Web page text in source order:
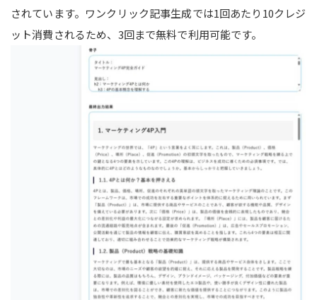
されています。ワンクリック記事生成では1回あたり10クレジ
ット消費されるため、3回まで無料で利用可能です。